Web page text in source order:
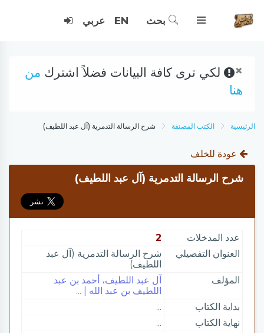
بحث EN عربي
× لكي ترى كافة البيانات فضلاً اشترك من
هنا
الرئيسية الكتب المصنفة شرح الرسالة التدمرية (آل عبد اللطيف)
عودة للخلف
شرح الرسالة التدمرية (آل عبد اللطيف)
عدد المدخلات
2
العنوان التفصيلي
شرح الرسالة التدمرية (آل عبد
اللطيف)
المؤلف
آل عبد اللطيف، أحمد بن عبد
اللطيف بن عبد الله | ...
بداية الكتاب
...
نهاية الكتاب
...